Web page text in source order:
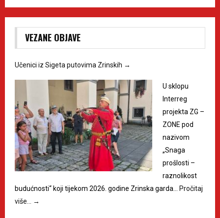
VEZANE OBJAVE
Učenici iz Sigeta putovima Zrinskih →
U sklopu
Interreg
projekta ZG –
ZONE pod
nazivom
„Snaga
prošlosti –
raznolikost
budućnosti“ koji tijekom 2026. godine Zrinska garda… Pročitaj
više… →